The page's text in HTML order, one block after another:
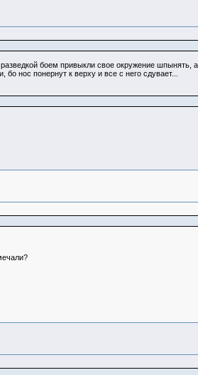
боем привыкли свое окружение шпынять,
нос понернут к верху и все с него сдувает...